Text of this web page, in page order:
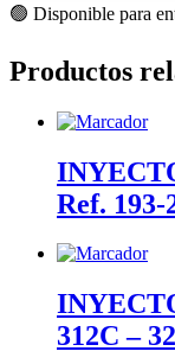
🟢 Disponible para
Productos
Ref.
312C –